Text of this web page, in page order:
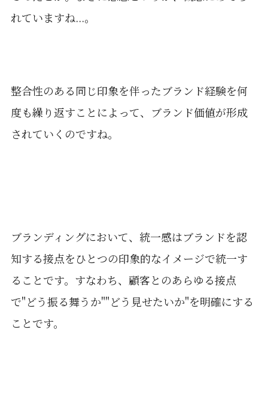
れていますね...。
整合性のある同じ印象を伴ったブランド経験を何
度も繰り返すことによって、ブランド価値が形成
されていくのですね。
ブランディングにおいて、統一感はブランドを認
知する接点をひとつの印象的なイメージで統一す
ることです。すなわち、顧客とのあらゆる接点
で"どう振る舞うか""どう見せたいか"を明確にする
ことです。